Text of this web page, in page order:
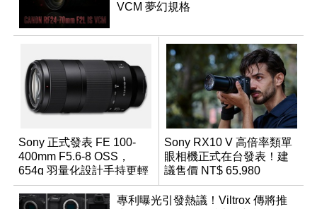
VCM 夢幻規格
Sony 正式發表 FE 100-
400mm F5.6-8 OSS，
654g 羽量化設計手持更輕
鬆
Sony RX10 V 高倍率類單
眼相機正式在台發表！建
議售價 NT$ 65,980
專利曝光引發熱議！Viltrox 傳將推